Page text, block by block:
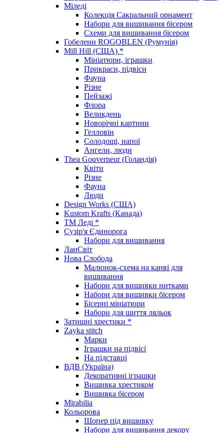
Міледі
Колекція Сакральний орнамент
Набори для вишивання бісером
Схеми для вишивання бісером
Гобелени ROGOBLEN (Румунія)
Mill Hill (США) *
Мініатюри, іграшки
Прикраси, підвіси
Фауна
Різне
Пейзажі
Флора
Великдень
Новорічні картини
Гелловін
Солодощі, напої
Ангели, люди
Thea Gouverneur (Голандія)
Квіти
Різне
Фауна
Люди
Design Works (США)
Kustom Krafts (Канада)
ТМ Леді *
Сузір'я Єдинорога
Набори для вишивання
ЛанСвіт
Нова Слобода
Малюнок-схема на канві для
вишивання
Набори для вишивки нитками
Набори для вишивки бісером
Бісерні мініатюри
Набори для шиття ляльок
Затишні хрестики *
Zayka stitch
Марки
Іграшки на підвісі
На підставці
ВДВ (Україна)
Декоративні іграшки
Вишивка хрестиком
Вишивка бісером
Mirabilia
Кольорова
Шопер під вишивку
Набори для вишивання декору